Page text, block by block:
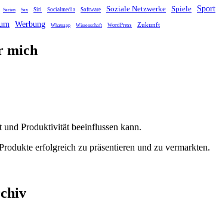
Serien Sex Siri Socialmedia Software Soziale Netzwerke Spiele Sport
Werbung Whatsapp Wissenschaft WordPress Zukunft
mich
Produktivität beeinflussen kann.
erfolgreich zu präsentieren und zu vermarkten.